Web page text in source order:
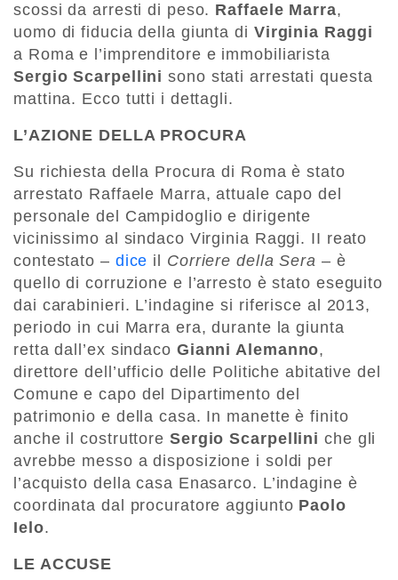
scossi da arresti di peso. Raffaele Marra,
uomo di fiducia della giunta di Virginia Raggi
a Roma e l’imprenditore e immobiliarista
Sergio Scarpellini sono stati arrestati questa
mattina. Ecco tutti i dettagli.
L’AZIONE DELLA PROCURA
Su richiesta della Procura di Roma è stato
arrestato Raffaele Marra, attuale capo del
personale del Campidoglio e dirigente
vicinissimo al sindaco Virginia Raggi. II reato
contestato – dice il Corriere della Sera – è
quello di corruzione e l’arresto è stato eseguito
dai carabinieri. L’indagine si riferisce al 2013,
periodo in cui Marra era, durante la giunta
retta dall’ex sindaco Gianni Alemanno,
direttore dell’ufficio delle Politiche abitative del
Comune e capo del Dipartimento del
patrimonio e della casa. In manette è finito
anche il costruttore Sergio Scarpellini che gli
avrebbe messo a disposizione i soldi per
l’acquisto della casa Enasarco. L’indagine è
coordinata dal procuratore aggiunto Paolo
Ielo.
LE ACCUSE